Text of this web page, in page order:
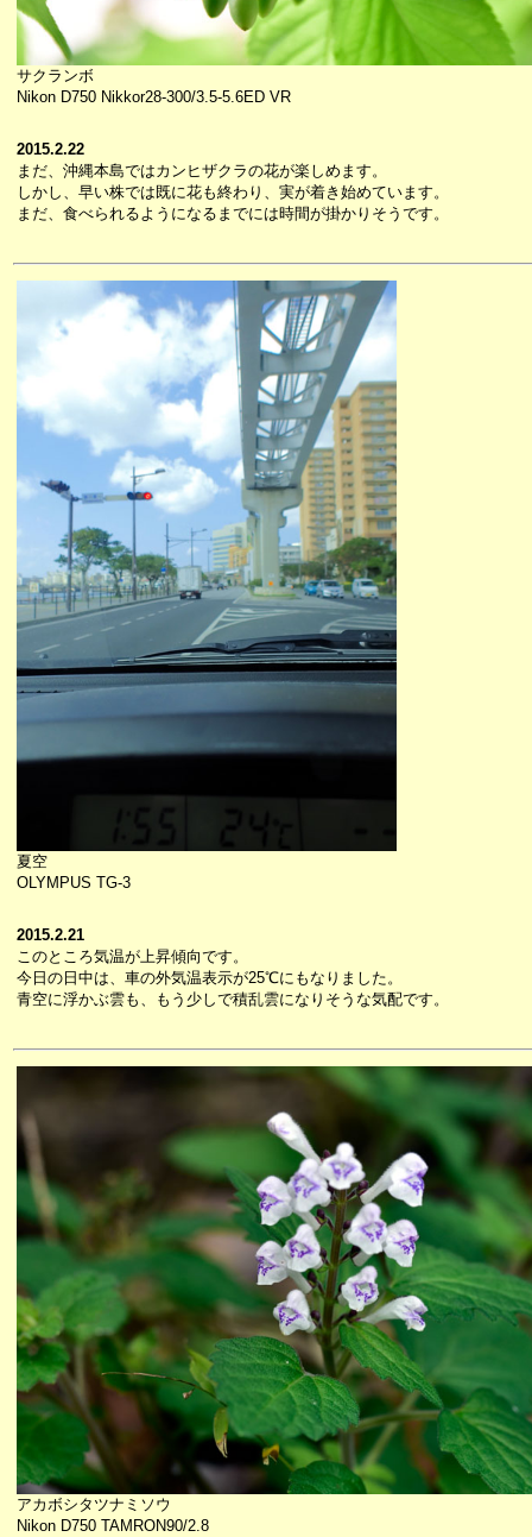
サクランボ
Nikon D750 Nikkor28-300/3.5-5.6ED VR
2015.2.22
まだ、沖縄本島ではカンヒザクラの花が楽しめます。
しかし、早い株では既に花も終わり、実が着き始めています。
まだ、食べられるようになるまでには時間が掛かりそうです。
夏空
OLYMPUS TG-3
2015.2.21
このところ気温が上昇傾向です。
今日の日中は、車の外気温表示が25℃にもなりました。
青空に浮かぶ雲も、もう少しで積乱雲になりそうな気配です。
アカボシタツナミソウ
Nikon D750 TAMRON90/2.8